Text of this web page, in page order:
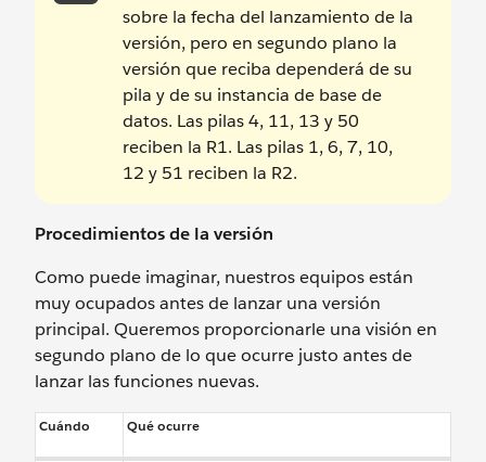
sobre la fecha del lanzamiento de la
versión, pero en segundo plano la
versión que reciba dependerá de su
pila y de su instancia de base de
datos. Las pilas 4, 11, 13 y 50
reciben la R1. Las pilas 1, 6, 7, 10,
12 y 51 reciben la R2.
Procedimientos de la versión
Como puede imaginar, nuestros equipos están
muy ocupados antes de lanzar una versión
principal. Queremos proporcionarle una visión en
segundo plano de lo que ocurre justo antes de
lanzar las funciones nuevas.
Cuándo Qué ocurre